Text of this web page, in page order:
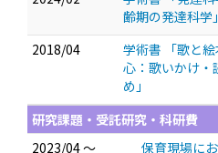
齢期の発達科学」
2018/04
学術書 「歌と
心：歌いかけ・
め」
研究課題・受託研究・科研費
2023/04 ～
保育現場に